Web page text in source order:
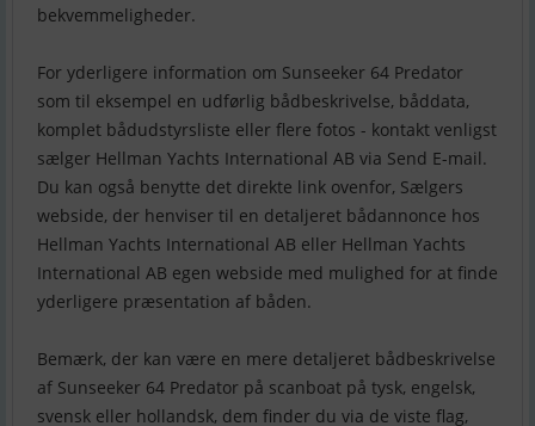
bekvemmeligheder.
For yderligere information om Sunseeker 64 Predator
som til eksempel en udførlig bådbeskrivelse, båddata,
komplet bådudstyrsliste eller flere fotos - kontakt venligst
sælger Hellman Yachts International AB via Send E-mail.
Du kan også benytte det direkte link ovenfor, Sælgers
webside, der henviser til en detaljeret bådannonce hos
Hellman Yachts International AB eller Hellman Yachts
International AB egen webside med mulighed for at finde
yderligere præsentation af båden.
Bemærk, der kan være en mere detaljeret bådbeskrivelse
af Sunseeker 64 Predator på scanboat på tysk, engelsk,
svensk eller hollandsk, dem finder du via de viste flag,